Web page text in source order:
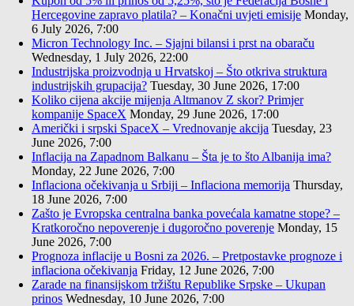
Hercegovine zapravo platila? – Konačni uvjeti emisije Monday,
6 July 2026, 7:00
Micron Technology Inc. – Sjajni bilansi i prst na obaraču
Wednesday, 1 July 2026, 22:00
Industrijska proizvodnja u Hrvatskoj – Što otkriva struktura
industrijskih grupacija? Tuesday, 30 June 2026, 17:00
Koliko cijena akcije mijenja Altmanov Z skor? Primjer
kompanije SpaceX Monday, 29 June 2026, 17:00
Američki i srpski SpaceX – Vrednovanje akcija Tuesday, 23
June 2026, 7:00
Inflacija na Zapadnom Balkanu – Šta je to što Albanija ima?
Monday, 22 June 2026, 7:00
Inflaciona očekivanja u Srbiji – Inflaciona memorija Thursday,
18 June 2026, 7:00
Zašto je Evropska centralna banka povećala kamatne stope? –
Kratkoročno nepoverenje i dugoročno poverenje Monday, 15
June 2026, 7:00
Prognoza inflacije u Bosni za 2026. – Pretpostavke prognoze i
inflaciona očekivanja Friday, 12 June 2026, 7:00
Zarade na finansijskom tržištu Republike Srpske – Ukupan
prinos Wednesday, 10 June 2026, 7:00